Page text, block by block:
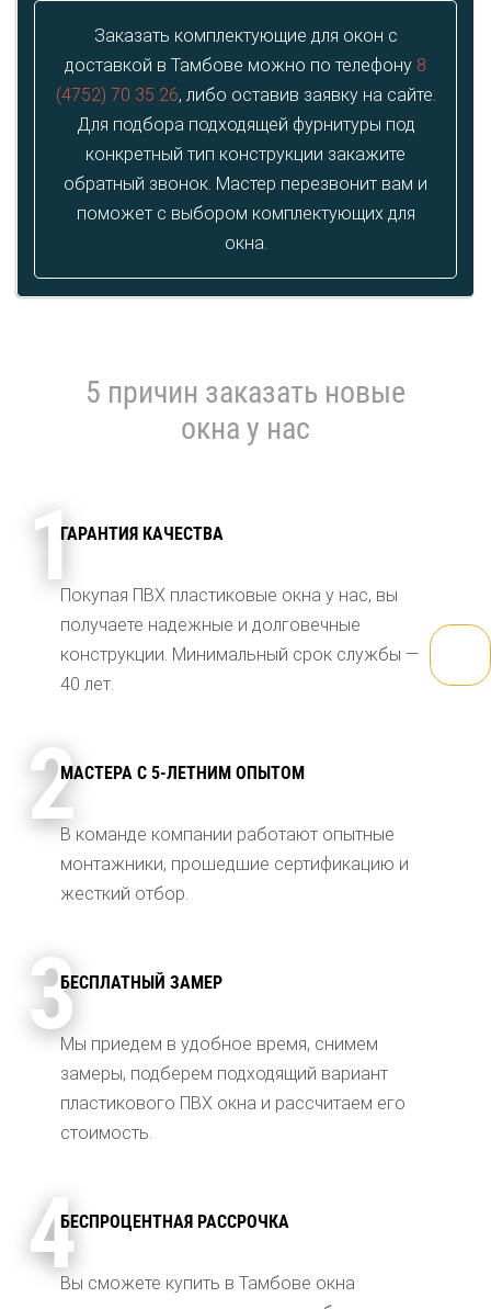
Заказать комплектующие для окон с
доставкой в Тамбове можно по телефону 8
(4752) 70 35 26, либо оставив заявку на сайте.
Для подбора подходящей фурнитуры под
конкретный тип конструкции закажите
обратный звонок. Мастер перезвонит вам и
поможет с выбором комплектующих для
окна.
5 причин заказать новые
окна у нас
1ГАРАНТИЯ КАЧЕСТВА
Покупая ПВХ пластиковые окна у нас, вы
получаете надежные и долговечные
конструкции. Минимальный срок службы —
40 лет.
2МАСТЕРА С 5-ЛЕТНИМ ОПЫТОМ
В команде компании работают опытные
монтажники, прошедшие сертификацию и
жесткий отбор.
3БЕСПЛАТНЫЙ ЗАМЕР
Мы приедем в удобное время, снимем
замеры, подберем подходящий вариант
пластикового ПВХ окна и рассчитаем его
стоимость.
4БЕСПРОЦЕНТНАЯ РАССРОЧКА
Вы сможете купить в Тамбове окна